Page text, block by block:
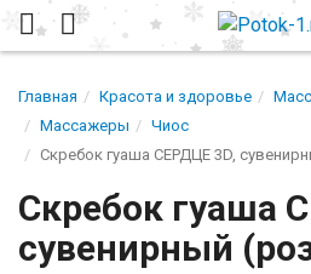
Главная Красота и здоровье
Массажеры
Чиос
Скребок гуаша СЕРДЦЕ 3D,
Скребок гуаша
сувенирный